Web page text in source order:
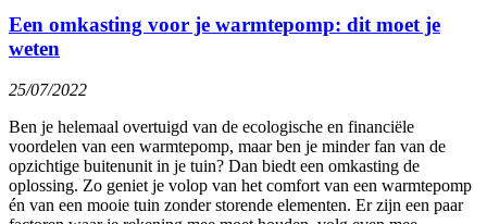
Een omkasting voor je warmtepomp: dit moet je
weten
25/07/2022
Ben je helemaal overtuigd van de ecologische en financiële
voordelen van een warmtepomp, maar ben je minder fan van de
opzichtige buitenunit in je tuin? Dan biedt een omkasting de
oplossing. Zo geniet je volop van het comfort van een warmtepomp
én van een mooie tuin zonder storende elementen. Er zijn een paar